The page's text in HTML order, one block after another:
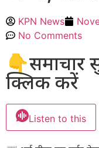
KPN News
No Comments
👇समाचार
क्लिक करें
Listen to this